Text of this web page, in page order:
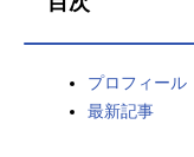
春アニメ
秋アニメ
プロフィール
最新記事